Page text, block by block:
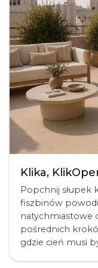
Klika,
Popchnij słupek
fiszbinów
natychmiastowe
pośrednich
gdzie cień musi